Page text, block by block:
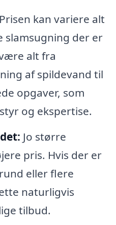
Prisen kan variere alt
slamsugning der er
alt fra
af spildevand til
opgaver, som
og ekspertise.
Jo større
pris. Hvis der er
eller flere
naturligvis
tilbud.